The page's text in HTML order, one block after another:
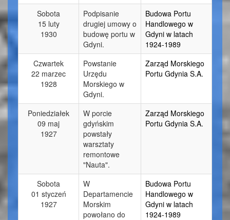
Sobota
15 luty
1930
Podpisanie
drugiej umowy o
budowę portu w
Gdyni.
Budowa Portu
Handlowego w
Gdyni w latach
1924-1989
Czwartek
22 marzec
1928
Powstanie
Urzędu
Morskiego w
Gdyni.
Zarząd Morskiego
Portu Gdynia S.A.
Poniedziałek
09 maj
1927
W porcie
gdyńskim
powstały
warsztaty
remontowe
"Nauta".
Zarząd Morskiego
Portu Gdynia S.A.
Sobota
01 styczeń
1927
W
Departamencie
Morskim
powołano do
Budowa Portu
Handlowego w
Gdyni w latach
1924-1989